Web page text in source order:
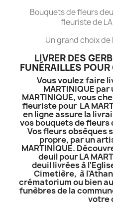
Bouquets de fleurs
fleuriste de LA
Un grand choix
LIVRER DES
FUNÉRAILLES
Vous voulez faire
MARTINIQUE
MARTINIQUE, vous
fleuriste pour LA
en ligne assure la
vos bouquets de fleurs
Vos fleurs obsèques
propre, par un
MARTINIQUE.
deuil pour LA
deuil livrées à
Cimetière, à
crématorium ou bien
funèbres de la
votre